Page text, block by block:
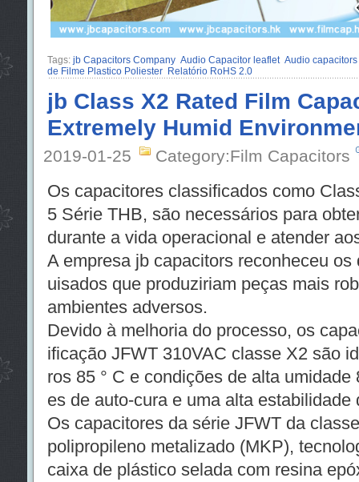
Tags: jb Capacitors Company Audio Capacitor leaflet Audio capacitors
de Filme Plastico Poliester
Relatório RoHS 2.0
jb Class X2 Rated Film
Extremely Humid
2019-01-25 Category:Film Capacitors
Os capacitores classificados como
5 Série THB, são necessários para
durante a vida operacional e atender
A empresa jb capacitors reconheceu
uisados ​​que produziriam peças mais
ambientes adversos.
Devido à melhoria do processo, os
ificação JFWT 310VAC classe X2 são
ros 85 ° C e condições de alta
es de auto-cura e uma alta
Os capacitores da série JFWT da
polipropileno metalizado (MKP),
caixa de plástico selada com resina